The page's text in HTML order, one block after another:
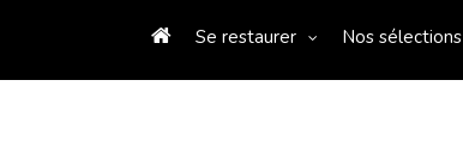
Se restaurer Nos sélections